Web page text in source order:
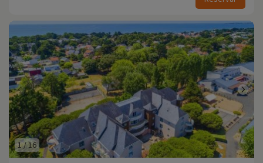
1/16